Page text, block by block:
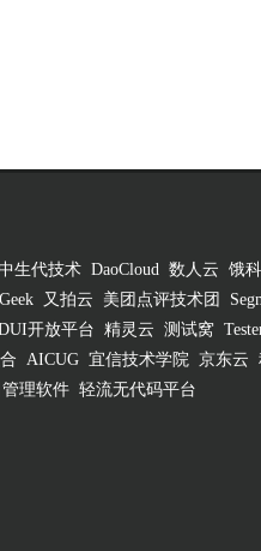
生代技术 DaoCloud 数人云 饿
又拍云 美团点评技术团
开放平台 精灵云 测试窝
AICUG 宜信技术学院 京东云
理软件 轻流无代码平台